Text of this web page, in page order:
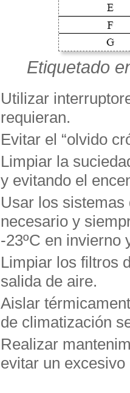
Etiquetado
Utilizar
requieran.
Evitar el “olvido
Limpiar la
y evitando el
Usar los
necesario y
-23ºC en invierno
Limpiar los filtros
salida de aire.
Aislar
de climatización
Realizar
evitar un